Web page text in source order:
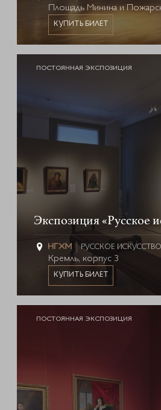
Площадь Минина и
КУПИТЬ БИЛЕТ
ПОСТОЯННАЯ ЭКСПОЗИЦИЯ
Экспозиция «Русское
РУССКОЕ ИСКУССТВО
Кремль, корпус 3
КУПИТЬ БИЛЕТ
ПОСТОЯННАЯ ЭКСПОЗИЦИЯ